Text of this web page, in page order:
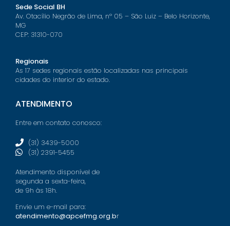
Sede Social BH
Av. Otacílio Negrão de Lima, nº 05 – São Luiz – Belo Horizonte,
MG
CEP: 31310-070
Regionais
As 17 sedes regionais estão localizadas nas principais
cidades do interior do estado.
ATENDIMENTO
Entre em contato conosco:
(31) 3439-5000
(31) 2391-5455
Atendimento disponível de
segunda a sexta-feira,
de 9h às 18h.
Envie um e-mail para:
atendimento@apcefmg.org.br